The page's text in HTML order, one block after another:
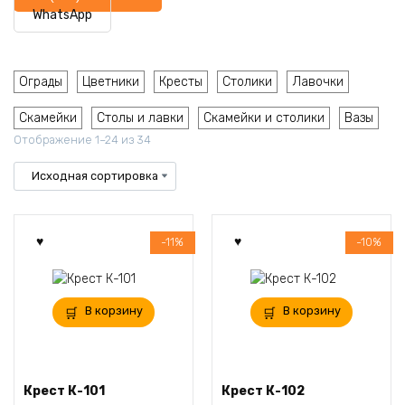
WhatsApp
Ограды Цветники Кресты Столики Лавочки
Скамейки Столы и лавки Скамейки и столики Вазы
Отображение 1–24 из 34
В корзину
-11%
Крест К-101
В корзину
-10%
Крест К-102